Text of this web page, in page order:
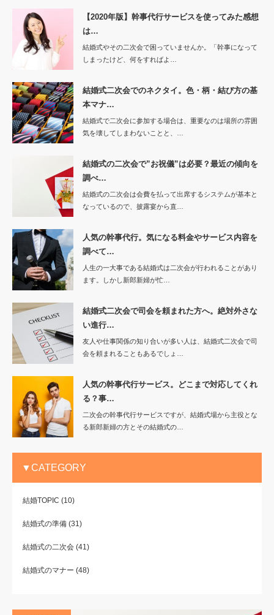
【2020年版】幹事代行サービスを使ってみた感想
は…
結婚式やその二次会で困っていませんか。「幹事になって
しまったけど、何をすればよ…
結婚式二次会でのネクタイ。色・柄・結び方の基
本マナ…
結婚式で二次会に参加する場合は、重要なのは場所の雰囲
気を壊してしまわないことと、…
結婚式の二次会で”お祝儀”は必要？最近の傾向を
調べ…
結婚式の二次会は会費を払って出席するシステムが基本と
なっているので、披露宴から直…
人気の幹事代行。気になる料金やサービス内容を
調べて…
人生の一大事である結婚式は二次会が行われることがあり
ます。しかし新郎新婦が忙…
結婚式二次会で司会を頼まれた方へ。絶対外さな
い進行…
友人や仕事関係の知り合いが多い人は、結婚式二次会で司
会を頼まれることもあるでしょ…
人気の幹事代行サービス。どこまで対応してくれ
る？事…
二次会の幹事代行サービスですが、結婚式場から主役とな
る新郎新婦の方とその結婚式の…
▼CATEGORY
結婚TOPIC (10)
結婚式の準備 (31)
結婚式の二次会 (41)
結婚式のマナー (48)